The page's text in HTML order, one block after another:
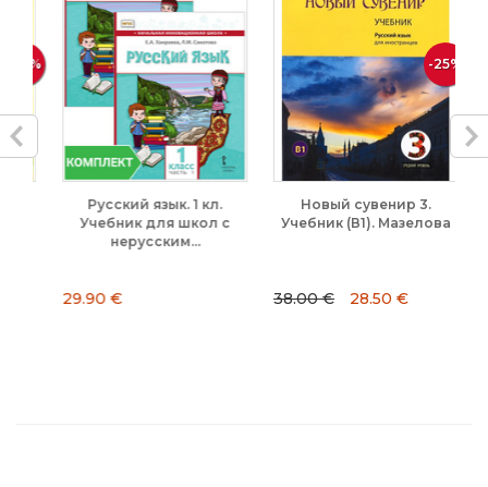
Русский язык. 1 кл.
Учебник для школ с
нерусским...
29.90 €
Новый сувенир 3.
Учебник (В1). Мазелова
38.00 € 28.50 €
-25%